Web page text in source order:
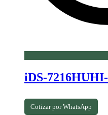
iDS-
Cotizar por WhatsApp